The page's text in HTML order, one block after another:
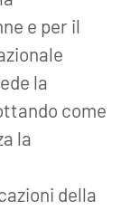
e per il
la
come
la
della